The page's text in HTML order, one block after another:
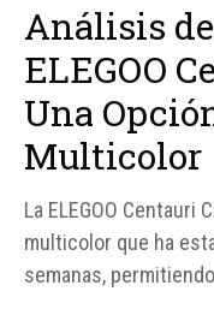
Análisis
ELEGOO
Una
Multicolor
La ELEGOO Centauri
multicolor que ha
semanas,